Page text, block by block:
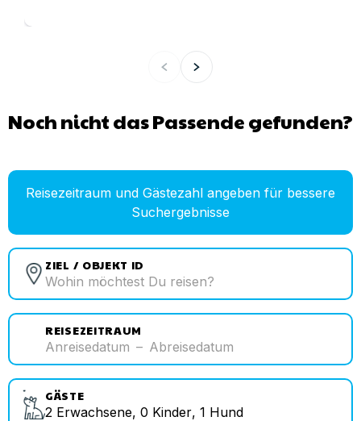
Noch nicht das Passende gefunden?
Reisezeitraum und Gästezahl angeben für bessere
Suchergebnisse
ZIEL / OBJEKT ID
REISEZEITRAUM
Anreisedatum – Abreisedatum
GÄSTE
2 Erwachsene, 0 Kinder, 1 Hund